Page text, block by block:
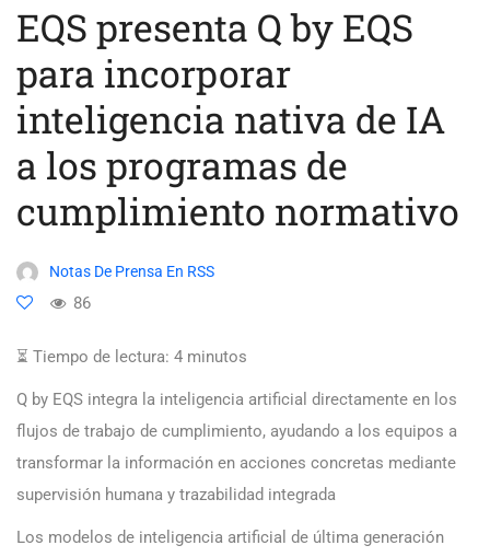
EQS presenta Q by EQS
para incorporar
inteligencia nativa de IA
a los programas de
cumplimiento normativo
Notas De Prensa En RSS
86
⏳ Tiempo de lectura: 4 minutos
Q by EQS integra la inteligencia artificial directamente en los
flujos de trabajo de cumplimiento, ayudando a los equipos a
transformar la información en acciones concretas mediante
supervisión humana y trazabilidad integrada
Los modelos de inteligencia artificial de última generación